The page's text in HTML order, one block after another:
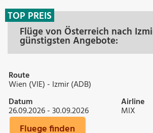
Flüge von Österreich nach
günstigsten Angebote:
TOP PREIS
Route
Wien (VIE) - Izmir (ADB)
Datum
26.09.2026 - 30.09.2026
Airline
MIX
Fluege finden